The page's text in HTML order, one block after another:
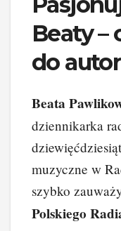
Beaty –
do
Beata
dziennikarka
muzyczne w
szybko
Polskiego